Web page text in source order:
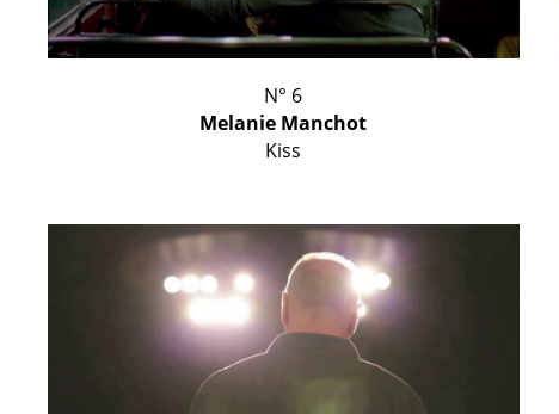
N° 6
Melanie Manchot
Kiss